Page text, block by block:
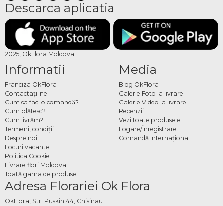
Descarca aplicatia
2025, OkFlora Moldova
Informatii
Franciza OkFlora
Contactaţi-ne
Cum sa faci o comandă?
Cum plătesc?
Cum livrăm?
Termeni, condiţii
Despre noi
Locuri vacante
Politica Cookie
Livrare flori Moldova
Toată gama de produse
Media
Blog OkFlora
Galerie Foto la livrare
Galerie Video la livrare
Recenzii
Vezi toate produsele
Logare/Înregistrare
Comandă Internațional
Adresa Florariei Ok Flora
OkFlora, Str. Puskin 44, Chisinau